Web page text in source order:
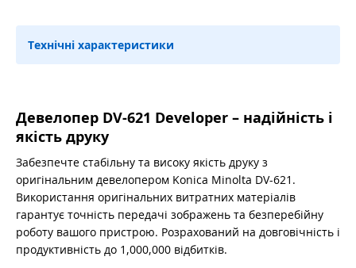
Технічні характеристики
Девелопер DV-621 Developer – надійність і
якість друку
Забезпечте стабільну та високу якість друку з
оригінальним девелопером Konica Minolta DV-621.
Використання оригінальних витратних матеріалів
гарантує точність передачі зображень та безперебійну
роботу вашого пристрою. Розрахований на довговічність і
продуктивність до 1,000,000 відбитків.